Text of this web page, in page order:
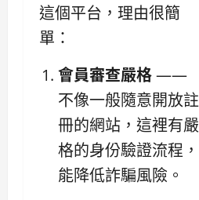
這個平台，理由很簡
單：
會員審查嚴格——
不像一般隨意開放註
冊的網站，這裡有嚴
格的身份驗證流程，
能降低詐騙風險。